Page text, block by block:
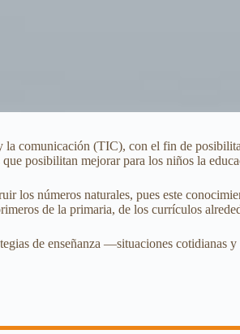
comunicación (TIC), con el fin de
posibilitan mejorar para los niños la
los números naturales, pues este
de la primaria, de los currículos
de enseñanza —situaciones cotidianas